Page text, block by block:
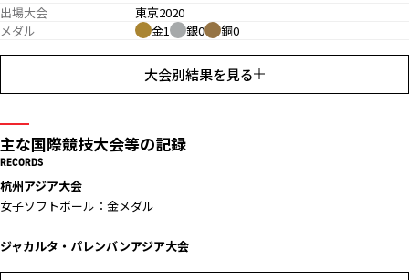
出場大会
東京2020
メダル
金1 銀0 銅0
大会別結果を見る
主な国際競技大会等の記録
RECORDS
杭州アジア大会
女子ソフトボール：金メダル
ジャカルタ・パレンバンアジア大会